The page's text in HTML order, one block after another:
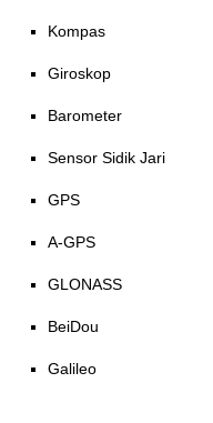
Kompas
Giroskop
Barometer
Sensor Sidik Jari
GPS
A-GPS
GLONASS
BeiDou
Galileo